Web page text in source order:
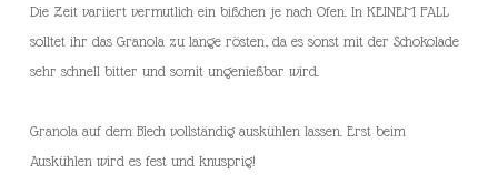
Die Zeit variiert vermutlich ein bißchen je nach Ofen. In KEINEM FALL
solltet ihr das Granola zu lange rösten, da es sonst mit der Schokolade
sehr schnell bitter und somit ungenießbar wird.
Granola auf dem Blech vollständig auskühlen lassen. Erst beim
Auskühlen wird es fest und knusprig!